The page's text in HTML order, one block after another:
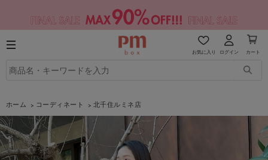
お気に入り ログイン カート
ホーム コーディネート 北千住ルミネ店